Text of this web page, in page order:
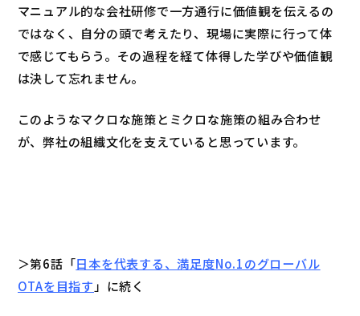
マニュアル的な会社研修で一方通行に価値観を伝えるの
ではなく、自分の頭で考えたり、現場に実際に行って体
で感じてもらう。その過程を経て体得した学びや価値観
は決して忘れません。
このようなマクロな施策とミクロな施策の組み合わせ
が、弊社の組織文化を支えていると思っています。
＞第6話「日本を代表する、満足度No.1のグローバル
OTAを目指す 」に続く